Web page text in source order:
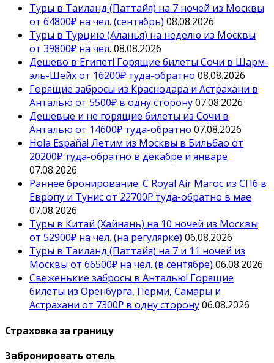
Туры в Таиланд (Паттайя) на 7 ночей из Москвы
от 64800₽ на чел. (сентябрь) 08.08.2026
Туры в Турцию (Аланья) на неделю из Москвы
от 39800₽ на чел. 08.08.2026
Дешево в Египет! Горящие билеты Сочи в Шарм-
эль-Шейх от 16200₽ туда-обратно 08.08.2026
Горящие забросы из Краснодара и Астрахани в
Анталью от 5500₽ в одну сторону07.08.2026
Дешевые и не горящие билеты из Сочи в
Анталью от 14600₽ туда-обратно 07.08.2026
Hola España! Летим из Москвы в Бильбао от
20200₽ туда-обратно в декабре и январе
07.08.2026
Раннее бронирование. С Royal Air Maroc из СПб в
Европу и Тунис от 22700₽ туда-обратно в мае
07.08.2026
Туры в Китай (Хайнань) на 10 ночей из Москвы
от 52900₽ на чел. (на регулярке) 06.08.2026
Туры в Таиланд (Паттайя) на 7 и 11 ночей из
Москвы от 66500₽ на чел. (в сентябре) 06.08.2026
Свеженькие забросы в Анталью! Горящие
билеты из Оренбурга, Перми, Самары и
Астрахани от 7300₽ в одну сторону06.08.2026
Страховка за границу
Забронировать отель